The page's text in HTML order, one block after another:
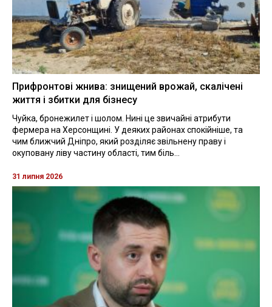
Прифронтові жнива: знищений врожай, скалічені
життя і збитки для бізнесу
Чуйка, бронежилет і шолом. Нині це звичайні атрибути
фермера на Херсонщині. У деяких районах спокійніше, та
чим ближчий Дніпро, який розділяє звільнену праву і
окуповану ліву частину області, тим біль...
31 липня 2026